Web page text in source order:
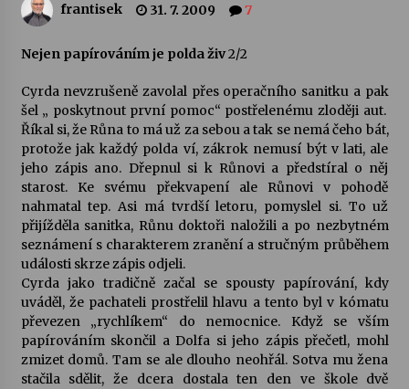
Veselí muzikanti
Pozvánka na integrační festival Quijotova
šedesátka: 28. 7.–1. 8. 2026
28. 7. 2026
Letní koncerty ve Stromovce: Kolchoz a
Jenakaši
28. 7. 2026
Votavžatský ploty
23. 7. 2026
Letní koncerty ve Stromovce: Rufus Miller
22. 7. 2026
frantisek 31. 7. 2009 7
Nejen papírováním je polda živ2/2
Cyrda nevzrušeně zavolal přes operačního sanitku a pak
šel „ poskytnout první pomoc“ postřelenému zloději aut.
Říkal si, že Růna to má už za sebou a tak se nemá čeho bát,
protože jak každý polda ví, zákrok nemusí být v lati, ale
jeho zápis ano. Dřepnul si k Růnovi a předstíral o něj
starost. Ke svému překvapení ale Růnovi v pohodě
nahmatal tep. Asi má tvrdší letoru, pomyslel si. To už
přijížděla sanitka, Růnu doktoři naložili a po nezbytném
seznámení s charakterem zranění a stručným průběhem
události skrze zápis odjeli.
Cyrda jako tradičně začal se spousty papírování, kdy
uváděl, že pachateli prostřelil hlavu a tento byl v kómatu
převezen „rychlíkem“ do nemocnice. Když se vším
papírováním skončil a Dolfa si jeho zápis přečetl, mohl
zmizet domů. Tam se ale dlouho neohřál. Sotva mu žena
stačila sdělit, že dcera dostala ten den ve škole dvě